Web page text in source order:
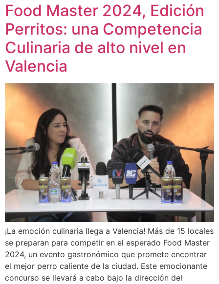
Food Master 2024, Edición
Perritos: una Competencia
Culinaria de alto nivel en
Valencia
¡La emoción culinaria llega a Valencia! Más de 15 locales
se preparan para competir en el esperado Food Master
2024, un evento gastronómico que promete encontrar
el mejor perro caliente de la ciudad. Este emocionante
concurso se llevará a cabo bajo la dirección del